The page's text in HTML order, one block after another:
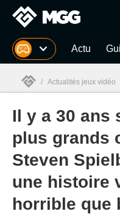
MGG Actu
MGG
/ Actualités jeux vidéo
Il y a 30 ans
plus grands
Steven
une histoire
horrible que